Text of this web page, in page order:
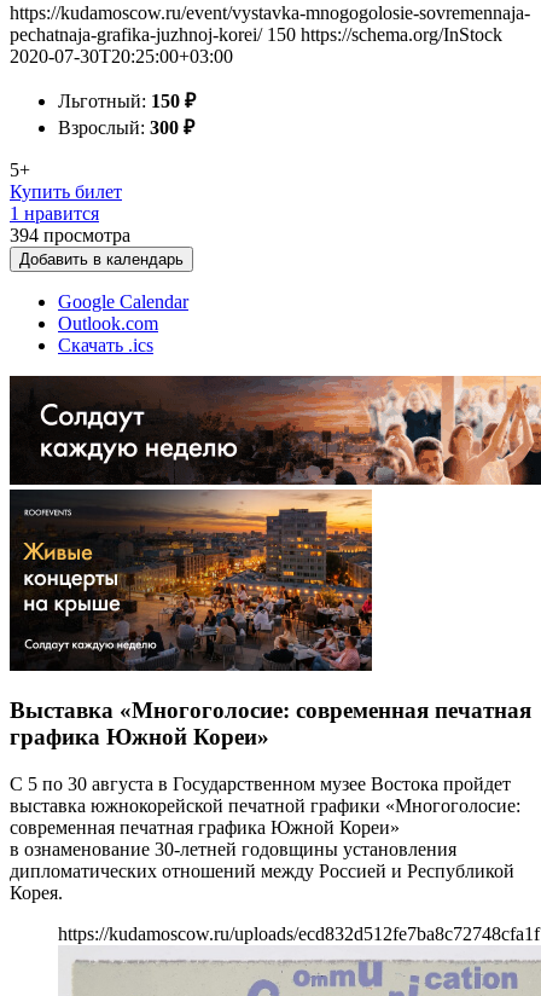
https://kudamoscow.ru/event/vystavka-mnogogolosie-sovremennaja-
pechatnaja-grafika-juzhnoj-korei/ 150 https://schema.org/InStock
2020-07-30T20:25:00+03:00
Льготный: 150 ₽
Взрослый: 300 ₽
5+
Купить билет
1 нравится
394 просмотра
Добавить в календарь
Google Calendar
Outlook.com
Скачать .ics
Выставка «Многоголосие: современная печатная
графика Южной Кореи»
С 5 по 30 августа в Государственном музее Востока пройдет
выставка южнокорейской печатной графики «Многоголосие:
современная печатная графика Южной Кореи»
в ознаменование 30-летней годовщины установления
дипломатических отношений между Россией и Республикой
Корея.
https://kudamoscow.ru/uploads/